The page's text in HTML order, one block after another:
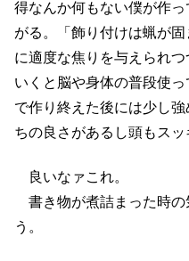
得なんか何もない僕が作
がる。「飾り付けは蝋が
に適度な焦りを与えられ
いくと脳や身体の普段使
で作り終えた後には少し
ちの良さがあるし頭もスッ
良いなァこれ。
書き物が煮詰まった時の
う。